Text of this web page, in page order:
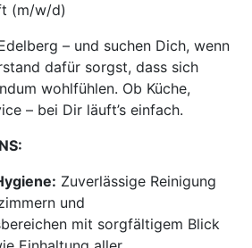
(m/w/d)
– und suchen Dich, wenn
dafür sorgst, dass sich
wohlfühlen. Ob Küche,
– bei Dir läuft’s einfach.
Zuverlässige Reinigung
und
mit sorgfältigem Blick